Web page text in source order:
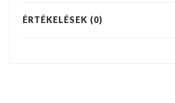
ÉRTÉKELÉSEK (0)